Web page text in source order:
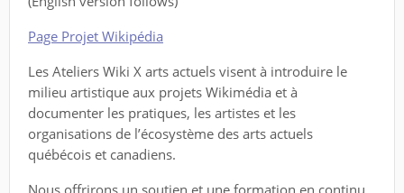
Page Projet Wikipédia
Les Ateliers Wiki X arts actuels visent à introduire le
milieu artistique aux projets Wikimédia et à
documenter les pratiques, les artistes et les
organisations de l’écosystème des arts actuels
québécois et canadiens.
Nous offrirons un soutien et une formation en continu